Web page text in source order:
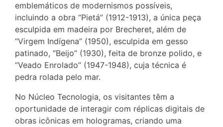
emblemáticos de modernismos possíveis,
incluindo a obra “Pietá” (1912-1913), a única peça
esculpida em madeira por Brecheret, além de
“Virgem Indígena” (1950), esculpida em gesso
patinado, “Beijo” (1930), feita de bronze polido, e
“Veado Enrolado” (1947-1948), cuja técnica é
pedra rolada pelo mar.
No Núcleo Tecnologia, os visitantes têm a
oportunidade de interagir com réplicas digitais de
obras icônicas em hologramas, criando uma